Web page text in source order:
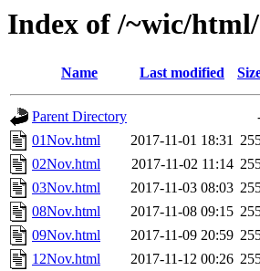
Index of /~wic/
Name Last modified
Parent Directory
01Nov.html
2017-11-01 18:31
02Nov.html
2017-11-02 11:14
03Nov.html
2017-11-03 08:03
08Nov.html
2017-11-08 09:15
09Nov.html
2017-11-09 20:59
12Nov.html
2017-11-12 00:26